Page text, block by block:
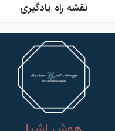
نقشه راه یادگیری